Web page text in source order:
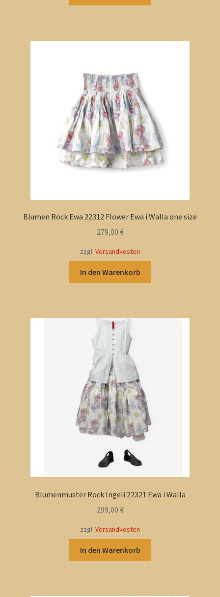
Blumen Rock Ewa 22312 Flower Ewa i Walla one size
279,00 €
zzgl. Versandkosten
In den Warenkorb
Blumenmuster Rock Ingeli 22321 Ewa i Walla
299,00 €
zzgl. Versandkosten
In den Warenkorb